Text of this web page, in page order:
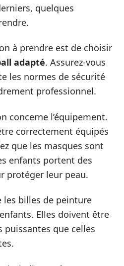
quelques
à prendre est de choisir
adapté. Assurez-vous
les normes de sécurité
professionnel.
concerne l’équipement.
correctement équipés
que les masques sont
enfants portent des
protéger leur peau.
les billes de peinture
Elles doivent être
puissantes que celles